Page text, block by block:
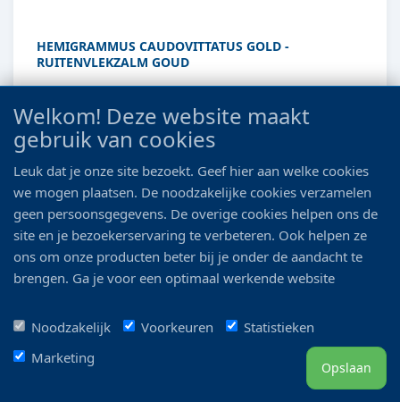
HEMIGRAMMUS CAUDOVITTATUS GOLD -
RUITENVLEKZALM GOUD
Details
Welkom! Deze website maakt
gebruik van cookies
Leuk dat je onze site bezoekt. Geef hier aan welke cookies
we mogen plaatsen. De noodzakelijke cookies verzamelen
geen persoonsgegevens. De overige cookies helpen ons de
site en je bezoekerservaring te verbeteren. Ook helpen ze
ons om onze producten beter bij je onder de aandacht te
brengen. Ga je voor een optimaal werkende website
Noodzakelijk
Voorkeuren
Statistieken
Marketing
Opslaan